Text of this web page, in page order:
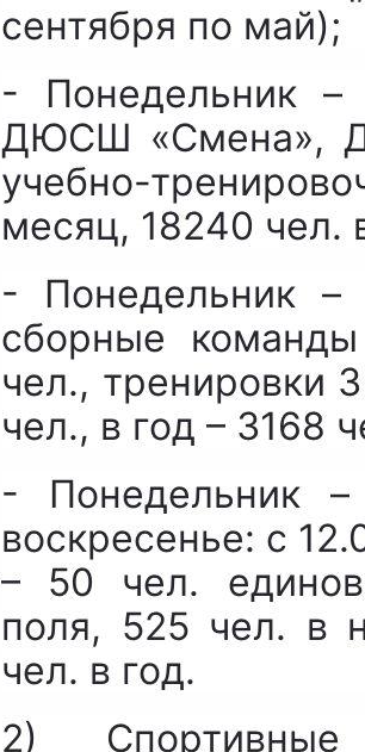
сентября по май);
- Понедельник –
ДЮСШ «Смена»,
учебно-
месяц, 18240 чел.
- Понедельник –
сборные
чел., тренировки
чел., в год – 3168
- Понедельник
воскресенье: с
– 50 чел.
поля, 525 чел. в
чел. в год.
2)